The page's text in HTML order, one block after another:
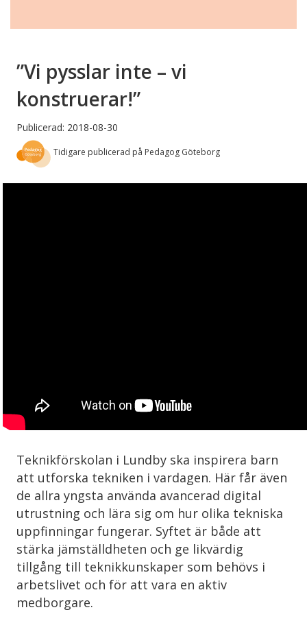
”Vi pysslar inte – vi
konstruerar!”
Publicerad: 2018-08-30
Tidigare publicerad på Pedagog Göteborg
Teknikförskolan i Lundby ska inspirera barn
att utforska tekniken i vardagen. Här får även
de allra yngsta använda avancerad digital
utrustning och lära sig om hur olika tekniska
uppfinningar fungerar. Syftet är både att
stärka jämställdheten och ge likvärdig
tillgång till teknikkunskaper som behövs i
arbetslivet och för att vara en aktiv
medborgare.